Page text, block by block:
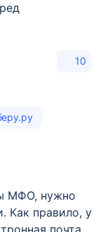
10
МФО, нужно
Как правило, у
почта,